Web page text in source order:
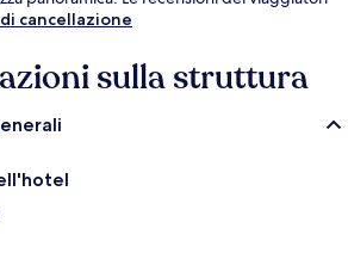
e le condizioni generali.
cancellazione
sulla struttura